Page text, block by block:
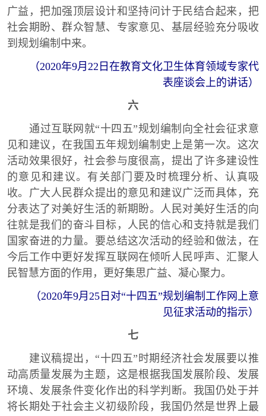
广益，把加强顶层设计和坚持问计于民结合起来，把
社会期盼、群众智慧、专家意见、基层经验充分吸收
到规划编制中来。
（2020年9月22日在教育文化卫生体育领域专家代
表座谈会上的讲话）
六
通过互联网就“十四五”规划编制向全社会征求意
见和建议，在我国五年规划编制史上是第一次。这次
活动效果很好，社会参与度很高，提出了许多建设性
的意见和建议。有关部门要及时梳理分析、认真吸
收。广大人民群众提出的意见和建议广泛而具体，充
分表达了对美好生活的新期盼。人民对美好生活的向
往就是我们的奋斗目标，人民的信心和支持就是我们
国家奋进的力量。要总结这次活动的经验和做法，在
今后工作中更好发挥互联网在倾听人民呼声、汇聚人
民智慧方面的作用，更好集思广益、凝心聚力。
（2020年9月25日对“十四五”规划编制工作网上意
见征求活动的指示）
七
建议稿提出，“十四五”时期经济社会发展要以推
动高质量发展为主题，这是根据我国发展阶段、发展
环境、发展条件变化作出的科学判断。我国仍处于并
将长期处于社会主义初级阶段，我国仍然是世界上最